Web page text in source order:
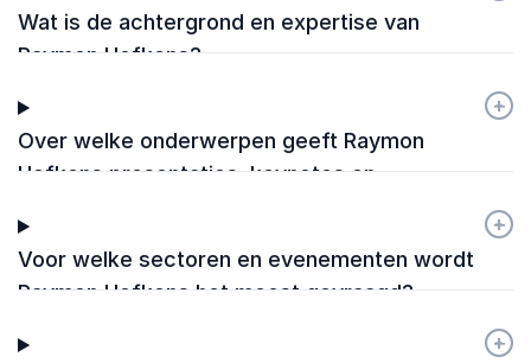
Wat is de achtergrond en expertise van
Raymon Hofkens?
Over welke onderwerpen geeft Raymon
Hofkens presentaties, keynotes en
+
-
Voor welke sectoren en evenementen wordt
Raymon Hofkens het meest gevraagd?
+
-
+
-